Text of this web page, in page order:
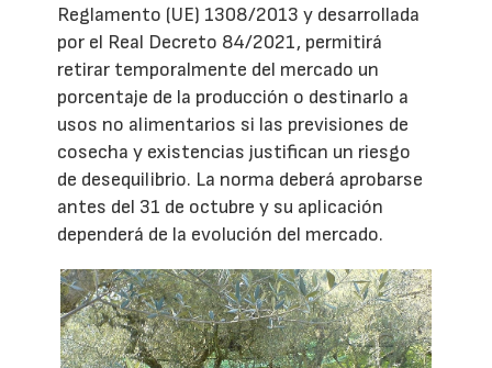
Reglamento (UE) 1308/2013 y desarrollada
por el Real Decreto 84/2021, permitirá
retirar temporalmente del mercado un
porcentaje de la producción o destinarlo a
usos no alimentarios si las previsiones de
cosecha y existencias justifican un riesgo
de desequilibrio. La norma deberá aprobarse
antes del 31 de octubre y su aplicación
dependerá de la evolución del mercado.